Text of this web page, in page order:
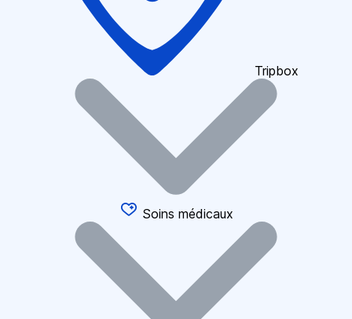
Tripbox
Soins médicaux